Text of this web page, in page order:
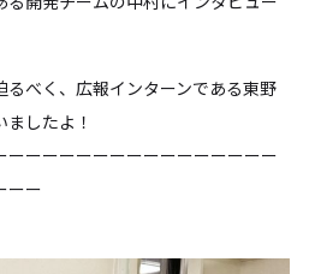
べく、広報インターンである東野
したよ！
ーーーーーーーーーーーーーーー
ーー